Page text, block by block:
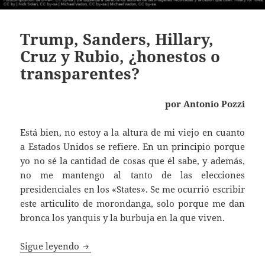
Trump, Sanders, Hillary,
Cruz y Rubio, ¿honestos o
transparentes?
por Antonio Pozzi
Está bien, no estoy a la altura de mi viejo en cuanto
a Estados Unidos se refiere. En un principio porque
yo no sé la cantidad de cosas que él sabe, y además,
no me mantengo al tanto de las elecciones
presidenciales en los «States». Se me ocurrió escribir
este articulito de morondanga, solo porque me dan
bronca los yanquis y la burbuja en la que viven.
Sigue leyendo Trump, Sanders, Hillary, Cruz y Rubio,